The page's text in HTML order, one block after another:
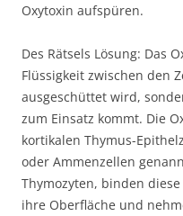
Oxytoxin aufspüren.
Des Rätsels Lösung: Das
Flüssigkeit zwischen den
ausgeschüttet wird,
zum Einsatz kommt. Die
kortikalen Thymus-
oder Ammenzellen
Thymozyten, binden
ihre Oberfläche und